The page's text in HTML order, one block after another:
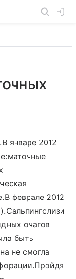
январе 2012
феврале 2012
очагов
быть
не смогла